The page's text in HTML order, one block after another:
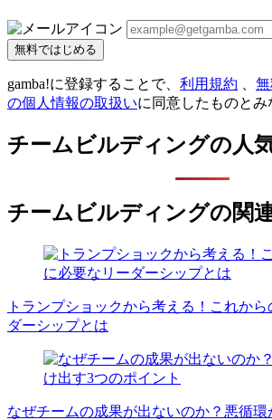
無料ではじめる
gamba!に登録することで、 利用規約
の個人情報の取扱いに同意したものとみ
チームビルディングの人
チームビルディングの関
トランプショックから考える！これか
ダーシップとは
なぜチームの成果が出ないのか？悪循